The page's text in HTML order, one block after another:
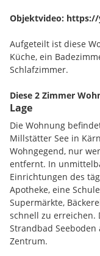
Objektvideo: https://
Aufgeteilt ist diese
Küche, ein
Schlafzimmer.
Diese 2 Zimmer
vollmöbliert verkauft.
(zb.: Geschirr,
In der Wohnküche
eingebaut mit
Mikrowelle und
Wohnzimmer steht
Schlafzimmer
mit Stauraum und
Im Haus befindet
zwei
Lage
Die Wohnung
Millstätter See in
Wohngegend, nur
entfernt. In
Einrichtungen des
Apotheke, eine
Supermärkte,
schnell zu erreichen.
Strandbad
Zentrum.